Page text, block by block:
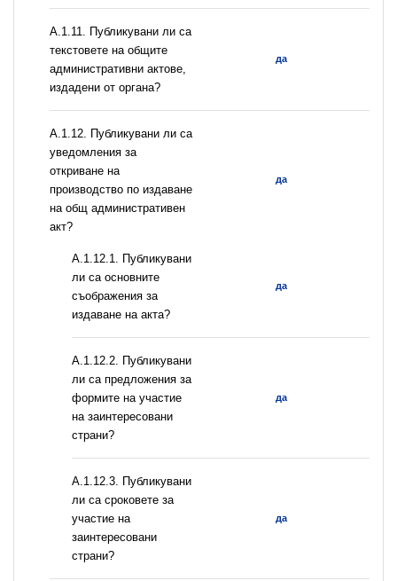
А.1.11. Публикувани ли са
текстовете на общите
административни актове,
издадени от органа?
да
А.1.12. Публикувани ли са
уведомления за
откриване на
производство по издаване
на общ административен
акт?
да
А.1.12.1. Публикувани
ли са основните
съображения за
издаване на акта?
да
А.1.12.2. Публикувани
ли са предложения за
формите на участие
на заинтересовани
страни?
да
А.1.12.3. Публикувани
ли са сроковете за
участие на
заинтересовани
страни?
да